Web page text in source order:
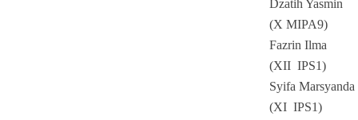
Dzatih Yasmin
(X MIPA9)
Fazrin Ilma
(XII IPS1)
Syifa Marsyanda
(XI IPS1)